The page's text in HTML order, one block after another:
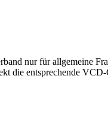
nur für allgemeine
die entsprechende